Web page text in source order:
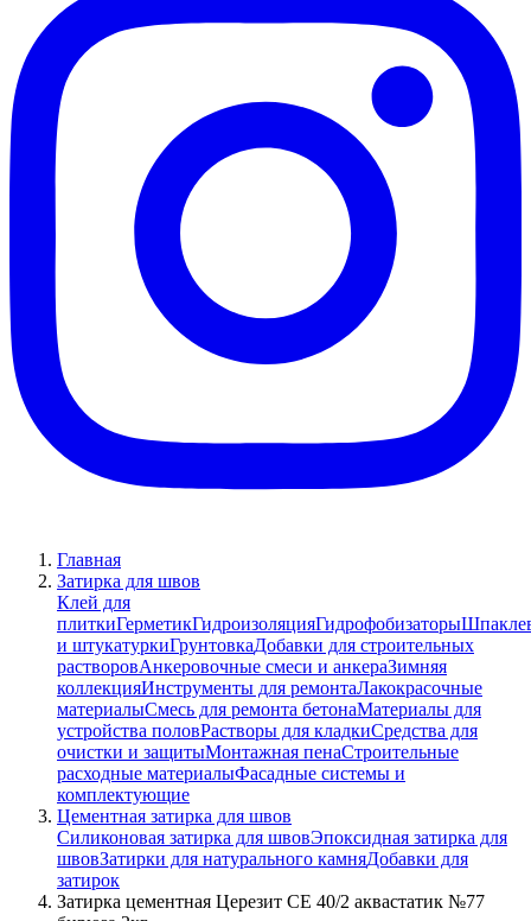
Главная
Затирка для швов
Клей для
плиткиГерметикГидроизоляцияГидрофобизаторы
и штукатуркиГрунтовкаДобавки для строительных
растворовАнкеровочные смеси и анкераЗимняя
коллекцияИнструменты для ремонтаЛакокрасочные
материалыСмесь для ремонта бетонаМатериалы для
устройства половРастворы для кладкиСредства для
очистки и защитыМонтажная пенаСтроительные
расходные материалыФасадные системы и
комплектующие
Цементная затирка для швов
Силиконовая затирка для швовЭпоксидная затирка для
швовЗатирки для натурального камняДобавки для
затирок
Затирка цементная Церезит CE 40/2 аквастатик №77